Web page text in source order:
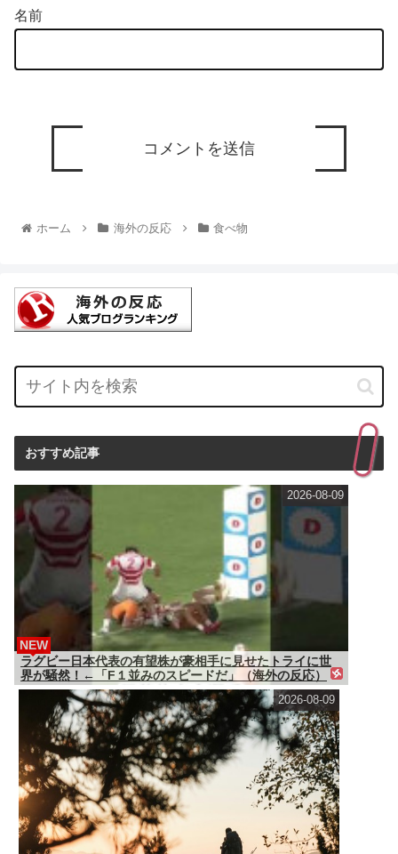
名前
ホーム 海外の反応 食べ物
おすすめ記事
ラグビー日本代表の有望株が豪相手に見せたトライに世
界が騒然！←「F１並みのスピードだ」（海外の反応）
NEW
2026-08-09
2026-08-09